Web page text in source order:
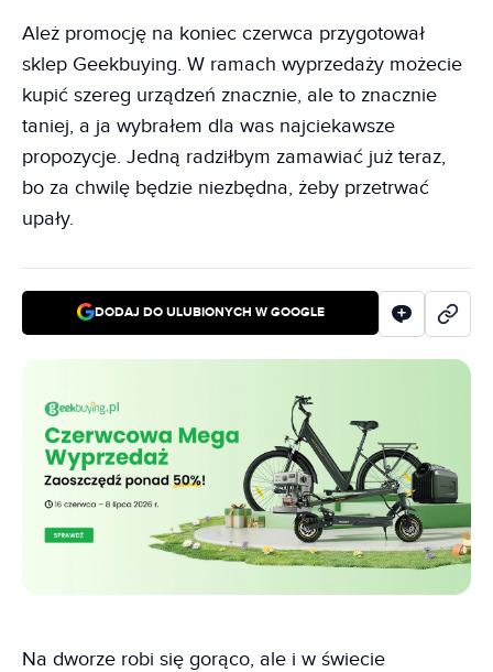
Ależ promocję na koniec czerwca przygotował
sklep Geekbuying. W ramach wyprzedaży możecie
kupić szereg urządzeń znacznie, ale to znacznie
taniej, a ja wybrałem dla was najciekawsze
propozycje. Jedną radziłbym zamawiać już teraz,
bo za chwilę będzie niezbędna, żeby przetrwać
upały.
DODAJ DO ULUBIONYCH W GOOGLE
Na dworze robi się gorąco, ale i w świecie